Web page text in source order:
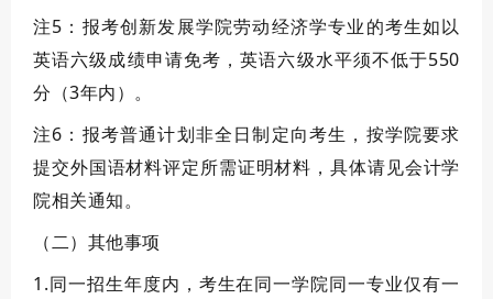
注5：报考创新发展学院劳动经济学专业的考生如以
英语六级成绩申请免考，英语六级水平须不低于550
分（3年内）。
注6：报考普通计划非全日制定向考生，按学院要求
提交外国语材料评定所需证明材料，具体请见会计学
院相关通知。
（二）其他事项
1.同一招生年度内，考生在同一学院同一专业仅有一